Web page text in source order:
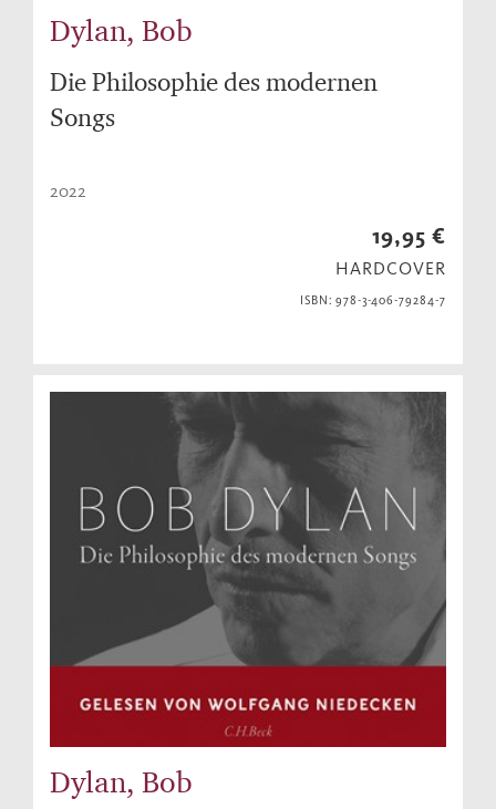
Dylan, Bob
Die Philosophie des modernen
Songs
2022
19,95 €
HARDCOVER
ISBN: 978-3-406-79284-7
Dylan, Bob